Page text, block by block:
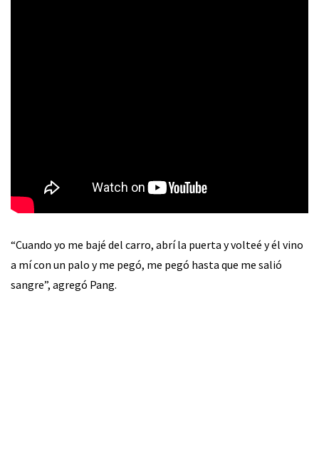
“Cuando yo me bajé del carro, abrí la puerta y volteé y él vino
a mí con un palo y me pegó, me pegó hasta que me salió
sangre”, agregó Pang.